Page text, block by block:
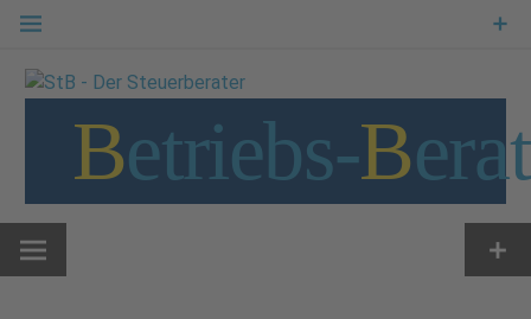
Zum
springen
Betriebs-B